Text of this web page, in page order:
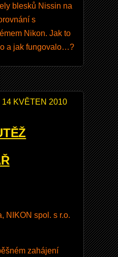
blesků Nissin na
s
Nikon. Jak to
a jak fungovalo…?
14 KVĚTEN 2010
NIKON spol. s r.o.
zahájení